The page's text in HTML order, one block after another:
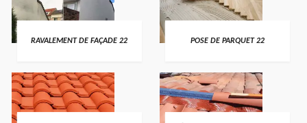
RAVALEMENT DE FAÇADE 22 POSE DE PARQUET 22